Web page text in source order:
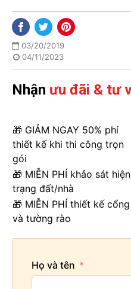
03/20/2019
04/11/2023
Nhận ưu đãi & tư
🎁 GIẢM NGAY 50% phí
thiết kế khi thi công trọn
gói
🎁 MIỄN PHÍ khảo sát hiện
trạng đất/nhà
🎁 MIỄN PHÍ thiết kế cổng
và tường rào
Họ và tên